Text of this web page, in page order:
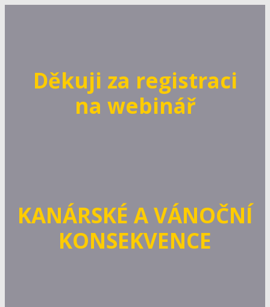
Děkuji za registraci
na webinář
KANÁRSKÉ A VÁNOČNÍ
KONSEKVENCE